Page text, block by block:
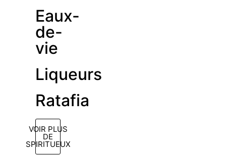
Eaux-
de-
vie
Liqueurs
Ratafia
VOIR PLUS
DE
SPIRITUEUX